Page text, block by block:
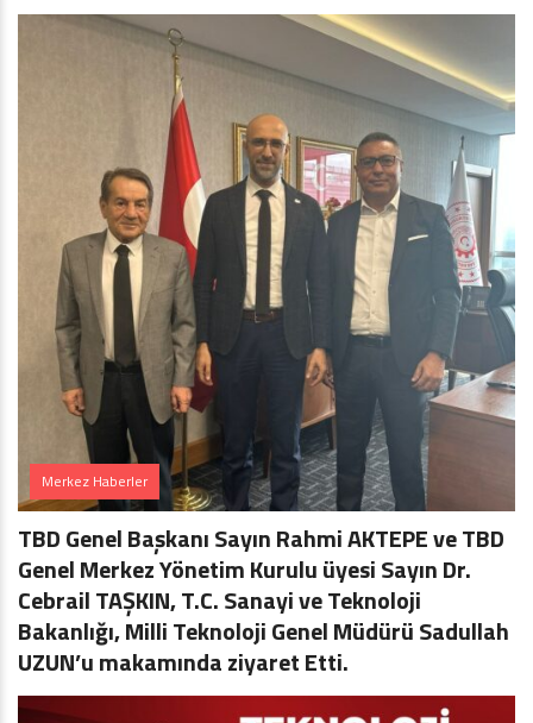
Merkez Haberler
TBD Genel Başkanı Sayın Rahmi AKTEPE ve TBD
Genel Merkez Yönetim Kurulu üyesi Sayın Dr.
Cebrail TAŞKIN, T.C. Sanayi ve Teknoloji
Bakanlığı, Milli Teknoloji Genel Müdürü Sadullah
UZUN’u makamında ziyaret Etti.